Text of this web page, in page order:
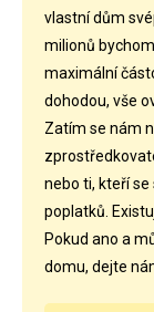
vlastní dům
milionů
maximální
dohodou, vše
Zatím se nám
nebo ti, kteří
poplatků.
Pokud ano a
domu, dejte